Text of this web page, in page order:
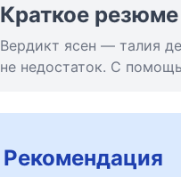
Краткое резюме
Вердикт ясен — талия
не недостаток. С
Рекомендация